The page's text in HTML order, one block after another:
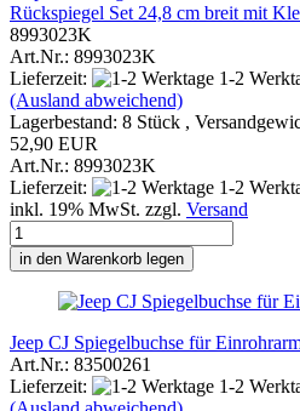
Rückspiegel Set 24,8 cm breit mit
8993023K
Art.Nr.: 8993023K
Lieferzeit:
1-2
(Ausland abweichend)
Lagerbestand: 8 Stück ,
52,90 EUR
Art.Nr.: 8993023K
Lieferzeit:
1-2
inkl. 19% MwSt. zzgl. Versand
in den Warenkorb legen
Jeep CJ Spiegelbuchse für
Art.Nr.: 83500261
Lieferzeit:
1-2